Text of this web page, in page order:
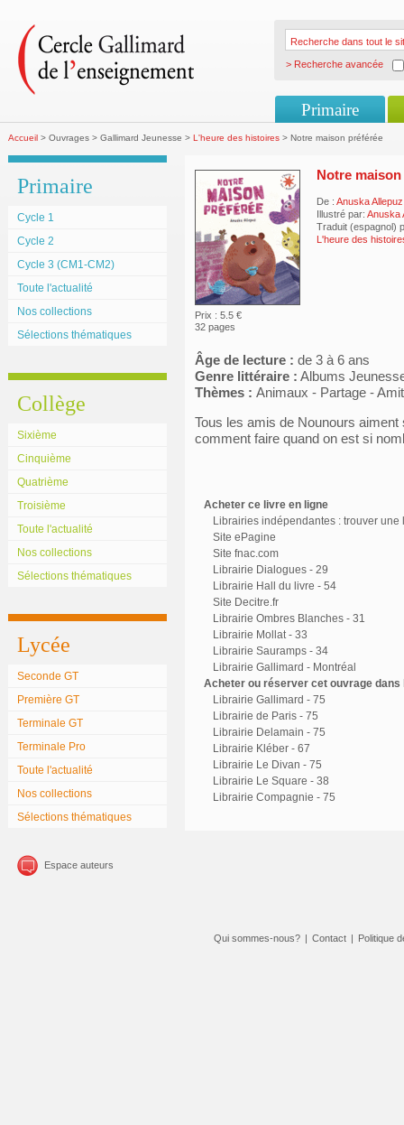
> Recherche avancée
Primaire
Accueil > Ouvrages > Gallimard Jeunesse > L'heure des histoires > Notre maison préférée
Primaire
Cycle 1
Cycle 2
Cycle 3 (CM1-CM2)
Toute l'actualité
Nos collections
Sélections thématiques
Collège
Sixième
Cinquième
Quatrième
Troisième
Toute l'actualité
Nos collections
Sélections thématiques
Lycée
Seconde GT
Première GT
Terminale GT
Terminale Pro
Toute l'actualité
Nos collections
Sélections thématiques
Espace auteurs
Prix : 5.5 €
32 pages
Notre
De : Anuska Allepuz
Illustré par: Anuska
Traduit (espagnol)
L'heure des
Âge de lecture : de 3 à 6 ans
Genre littéraire : Albums
Thèmes : Animaux - Partage -
Tous les amis de Nounours
comment faire quand on est si
Acheter ce livre en ligne
Librairies indépendantes : trouver une
Site ePagine
Site fnac.com
Librairie Dialogues - 29
Librairie Hall du livre - 54
Site Decitre.fr
Librairie Ombres Blanches - 31
Librairie Mollat - 33
Librairie Sauramps - 34
Librairie Gallimard - Montréal
Acheter ou réserver cet ouvrage
Librairie Gallimard - 75
Librairie de Paris - 75
Librairie Delamain - 75
Librairie Kléber - 67
Librairie Le Divan - 75
Librairie Le Square - 38
Librairie Compagnie - 75
Qui sommes-nous? | Contact | Politique